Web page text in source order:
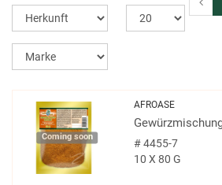
Coming soon
AFROASE
#4455-7
10 X 80 G